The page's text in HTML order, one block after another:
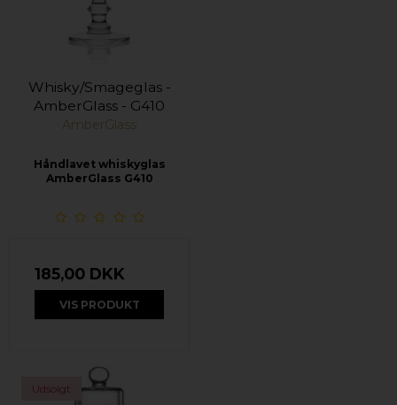
Whisky/Smageglas -
AmberGlass - G410
AmberGlass
Håndlavet whiskyglas
AmberGlass G410
185,00 DKK
VIS PRODUKT
Udsolgt